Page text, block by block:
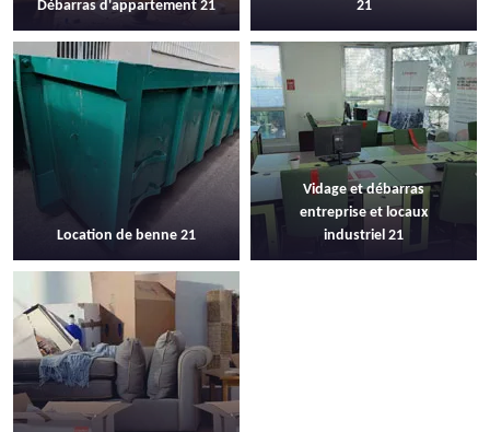
Débarras d'appartement 21 21
Location de benne 21
Vidage et débarras
entreprise et locaux
industriel 21